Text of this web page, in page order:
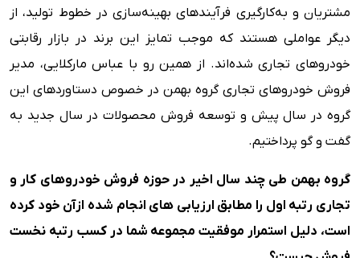
مشتریان و به‌کارگیری فرآیندهای بهینه‌سازی در خطوط تولید، از
دیگر عواملی هستند که موجب تمایز این برند در بازار رقابتی
خودروهای تجاری شده‌اند. از همین رو با عباس مارکلایی، مدیر
فروش خودروهای تجاری گروه بهمن در خصوص دستاوردهای این
گروه در سال پیش و توسعه فروش محصولات در سال جدید به
گفت و گو پرداختیم.
گروه بهمن طی چند سال اخیر در حوزه فروش خودروهای کار و
تجاری رتبه اول را مطابق ارزیابی های انجام شده ازآن خود کرده
است، دلیل استمرار موفقیت مجموعه شما در کسب رتبه نخست